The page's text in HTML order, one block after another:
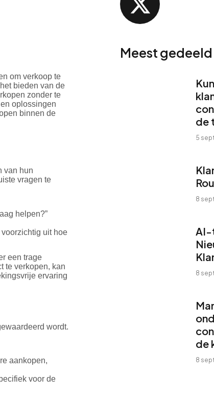
om verkoop te
bieden van de
zonder te
oplossingen
binnen de
van hun
vragen te
helpen?”
uit hoe
een trage
te verkopen, kan
ervaring
wordt.
aankopen,
voor de
Meest gedeeld
de
5
8
AI-
8
de
8